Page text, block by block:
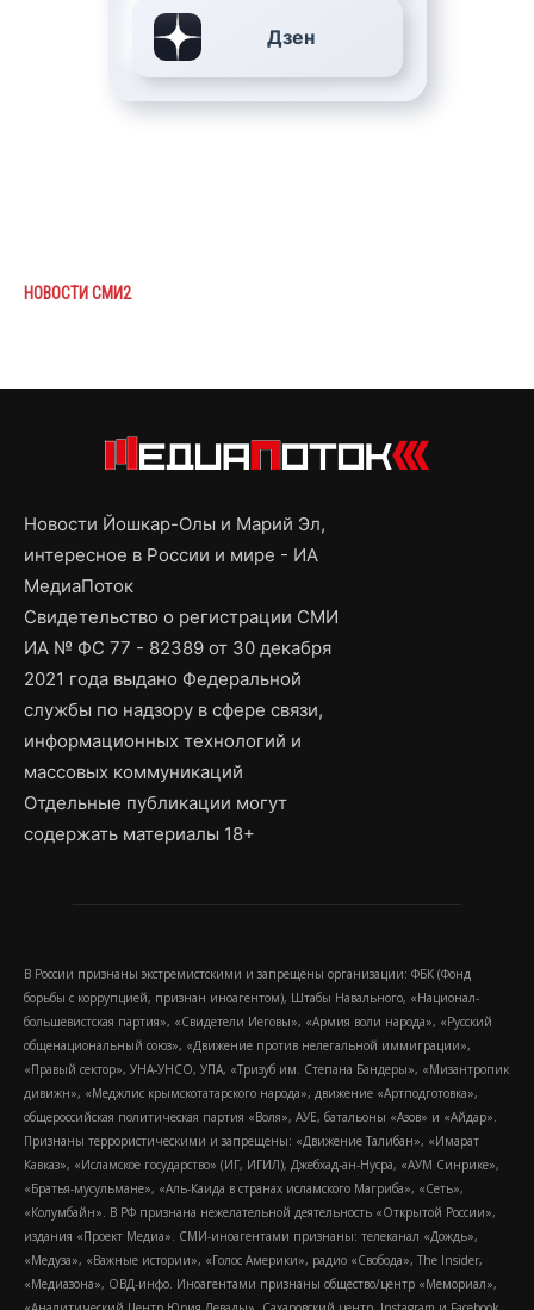
Дзен
НОВОСТИ СМИ2
Новости Йошкар-Олы и Марий Эл,
интересное в России и мире - ИА
МедиаПоток
Свидетельство о регистрации СМИ
ИА № ФС 77 - 82389 от 30 декабря
2021 года выдано Федеральной
службы по надзору в сфере связи,
информационных технологий и
массовых коммуникаций
Отдельные публикации могут
содержать материалы 18+
В России признаны экстремистскими и запрещены организации: ФБК (Фонд
борьбы с коррупцией, признан иноагентом), Штабы Навального, «Национал-
большевистская партия», «Свидетели Иеговы», «Армия воли народа», «Русский
общенациональный союз», «Движение против нелегальной иммиграции»,
«Правый сектор», УНА-УНСО, УПА, «Тризуб им. Степана Бандеры», «Мизантропик
дивижн», «Меджлис крымскотатарского народа», движение «Артподготовка»,
общероссийская политическая партия «Воля», АУЕ, батальоны «Азов» и «Айдар».
Признаны террористическими и запрещены: «Движение Талибан», «Имарат
Кавказ», «Исламское государство» (ИГ, ИГИЛ), Джебхад-ан-Нусра, «АУМ Синрике»,
«Братья-мусульмане», «Аль-Каида в странах исламского Магриба», «Сеть»,
«Колумбайн». В РФ признана нежелательной деятельность «Открытой России»,
издания «Проект Медиа». СМИ-иноагентами признаны: телеканал «Дождь»,
«Медуза», «Важные истории», «Голос Америки», радио «Свобода», The Insider,
«Медиазона», ОВД-инфо. Иноагентами признаны общество/центр «Мемориал»,